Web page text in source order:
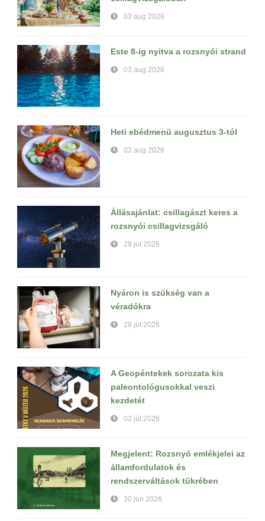
03 aug 2026
Este 8-ig nyitva a rozsnyói strand
03 aug 2026
Heti ebédmenü augusztus 3-tól
03 aug 2026
Állásajánlat: csillagászt keres a
rozsnyói csillagvizsgáló
29 júl 2026
Nyáron is szükség van a
véradókra
28 júl 2026
A Geopéntekek sorozata kis
paleontológusokkal veszi
kezdetét
02 júl 2026
Megjelent: Rozsnyó emlékjelei az
államfordulatok és
rendszerváltások tükrében
30 jún 2026